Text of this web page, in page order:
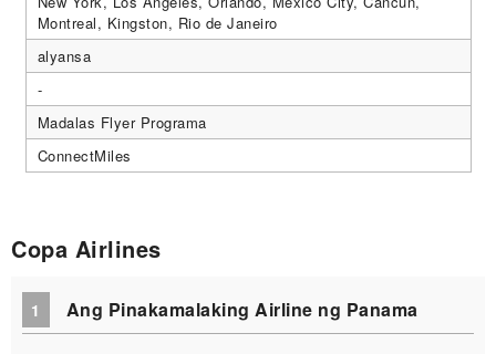
Montreal, Kingston, Rio de Janeiro
alyansa
-
Madalas Flyer Programa
ConnectMiles
Copa Airlines
1 Ang Pinakamalaking Airline ng Panama